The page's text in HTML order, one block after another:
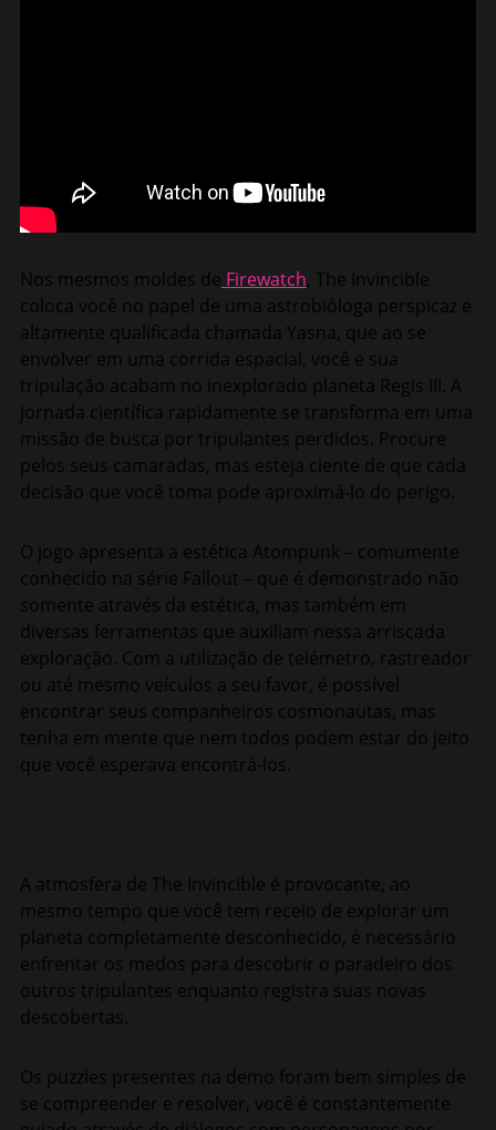
Nos mesmos moldes de Firewatch, The Invincible
coloca você no papel de uma astrobióloga perspicaz e
altamente qualificada chamada Yasna, que ao se
envolver em uma corrida espacial, você e sua
tripulação acabam no inexplorado planeta Regis III. A
jornada científica rapidamente se transforma em uma
missão de busca por tripulantes perdidos. Procure
pelos seus camaradas, mas esteja ciente de que cada
decisão que você toma pode aproximá-lo do perigo.
O jogo apresenta a estética Atompunk – comumente
conhecido na série Fallout – que é demonstrado não
somente através da estética, mas também em
diversas ferramentas que auxiliam nessa arriscada
exploração. Com a utilização de telémetro, rastreador
ou até mesmo veículos a seu favor, é possível
encontrar seus companheiros cosmonautas, mas
tenha em mente que nem todos podem estar do jeito
que você esperava encontrá-los.
A atmosfera de The Invincible é provocante, ao
mesmo tempo que você tem receio de explorar um
planeta completamente desconhecido, é necessário
enfrentar os medos para descobrir o paradeiro dos
outros tripulantes enquanto registra suas novas
descobertas.
Os puzzles presentes na demo foram bem simples de
se compreender e resolver, você é constantemente